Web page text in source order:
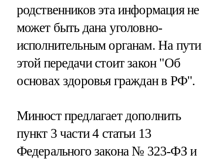
родственников эта информация не
может быть дана уголовно-
исполнительным органам. На пути
этой передачи стоит закон "Об
основах здоровья граждан в РФ".
Минюст предлагает дополнить
пункт 3 части 4 статьи 13
Федерального закона № 323-ФЗ и